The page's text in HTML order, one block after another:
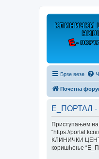
Брзе везе
Почетна
E_ПОРТАЛ
Приступањем
“https://
КЛИНИЧКИ
коришћење